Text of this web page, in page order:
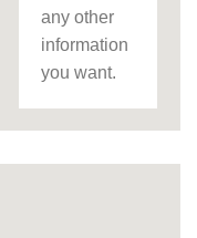
any other
information
you want.